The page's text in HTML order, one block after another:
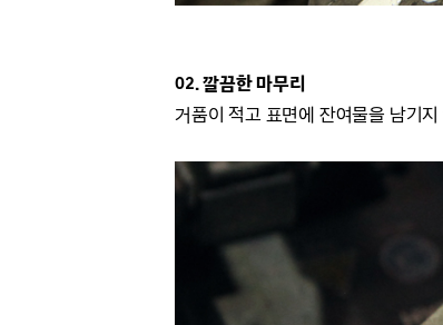
02. 깔끔한 마무리
거품이 적고 표면에 잔여물을 남기